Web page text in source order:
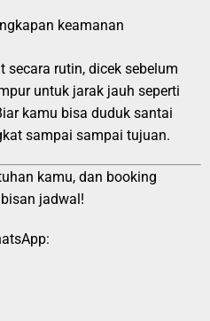
keamanan
secara rutin, dicek sebelum
untuk jarak jauh seperti
kamu bisa duduk santai
sampai sampai tujuan.
kamu, dan booking
jadwal!